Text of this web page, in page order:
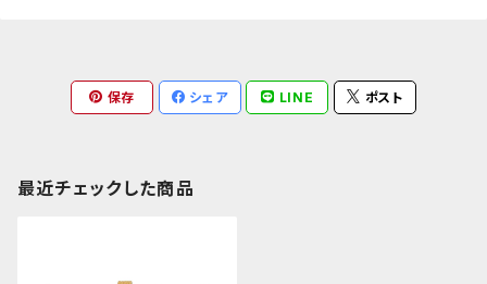
保存 シェア LINE ポスト
最近チェックした商品